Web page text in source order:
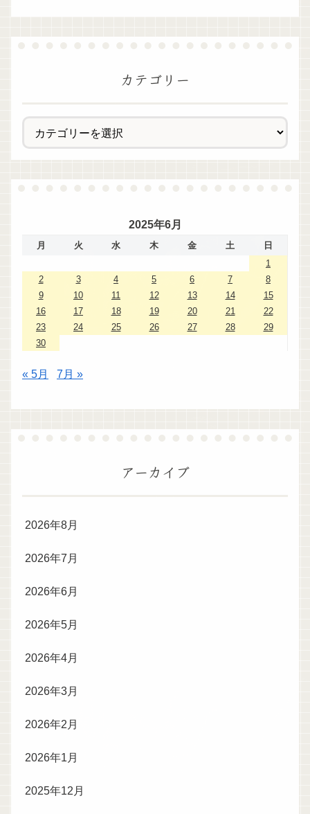
カテゴリー
2025年6月
月 火 水 木 金 土
日
1
2
3 4 5 6 7
8
9
10 11 12 13 14
15
16
17 18 19 20 21
22
23
24 25 26 27 28
29
30
« 5月 7月 »
アーカイブ
2026年8月
2026年7月
2026年6月
2026年5月
2026年4月
2026年3月
2026年2月
2026年1月
2025年12月